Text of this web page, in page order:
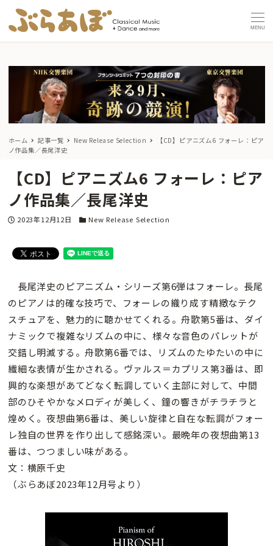
MENU
ホーム 記事一覧 New Release Selection
【CD】ピアニズム6 フォーレ：ピア
ノ作品集／長尾洋史
【CD】ピアニズム6 フォーレ：ピア
ノ作品集／長尾洋史
投稿日
2023年12月12日 カテゴリー
New Release Selection
長尾洋史のピアニズム・シリーズ第6弾はフォーレ。長尾
のピアノは的確な技巧で、フォーレの織り成す精緻なテク
スチュアを、魅力的に聴かせてくれる。舟歌第5番は、ダイ
ナミックで複雑なリズムの中に、様々な音色のパレットが
交錯し明滅する。舟歌第6番では、リズムのたゆたいの中に
繊細な表情が生かされる。ヴァルス＝カプリス第3番は、即
興的な楽想があてどなく転調していく主部に対して、中間
部のひそやかなメロディが美しく、鐘の響きがチラチラと
煌めく。夜想曲第6番は、美しい旋律と自在な転調がフォー
レ独自の世界を作り出して感銘深い。最晩年の夜想曲第13
番は、つつましい味がある。
文：横原千史
（ぶらあぼ2023年12月号より）